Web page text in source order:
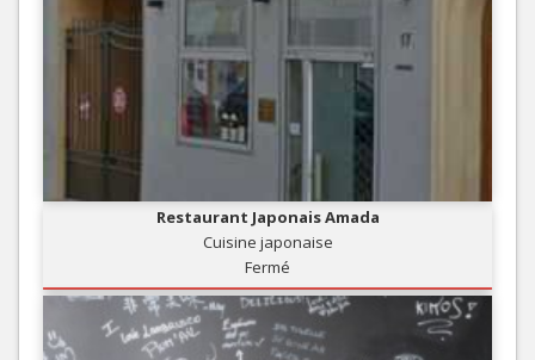
Restaurant Japonais Amada
Cuisine japonaise
Fermé